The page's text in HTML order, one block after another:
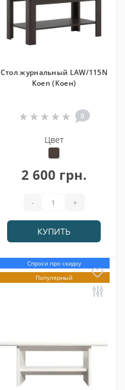
Стол журнальный LAW/115N
Koen (Коен)
0
Цвет
2 600 грн.
- +
КУПИТЬ
Спроси про скидку
Популярный